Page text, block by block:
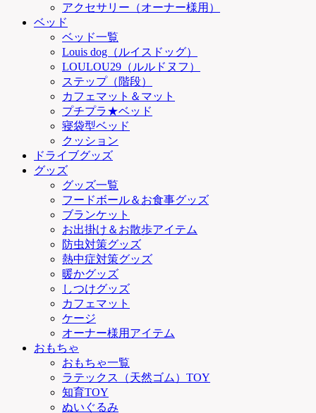
アクセサリー（オーナー様用）
ベッド
ベッド一覧
Louis dog（ルイスドッグ）
LOULOU29（ルルドヌフ）
ステップ（階段）
カフェマット＆マット
プチプラ★ベッド
寝袋型ベッド
クッション
ドライブグッズ
グッズ
グッズ一覧
フードボール＆お食事グッズ
ブランケット
お出掛け＆お散歩アイテム
防虫対策グッズ
熱中症対策グッズ
暖かグッズ
しつけグッズ
カフェマット
ケージ
オーナー様用アイテム
おもちゃ
おもちゃ一覧
ラテックス（天然ゴム）TOY
知育TOY
ぬいぐるみ